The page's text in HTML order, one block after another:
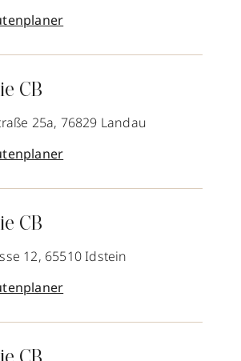
CB
25a, 76829 Landau
CB
12, 65510Idstein